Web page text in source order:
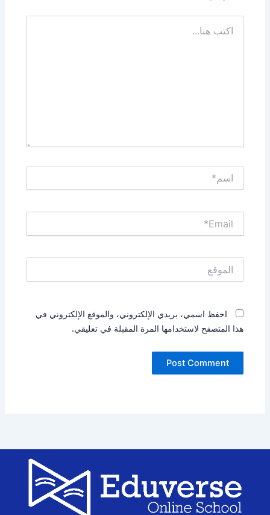
هنا...
احفظ اسمي، بريدي الإلكتروني، والموقع الإلكتروني في
هذا المتصفح لاستخدامها المرة المقبلة في تعليقي.